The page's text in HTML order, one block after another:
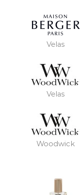
Velas
Velas
Woodwick